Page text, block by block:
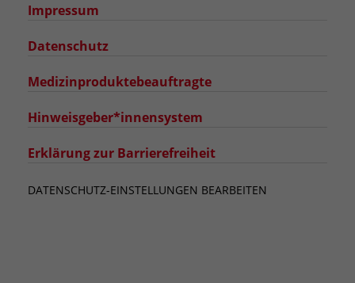
Impressum
Datenschutz
Medizinproduktebeauftragte
Hinweisgeber*innensystem
Erklärung zur Barrierefreiheit
DATENSCHUTZ-EINSTELLUNGEN BEARBEITEN